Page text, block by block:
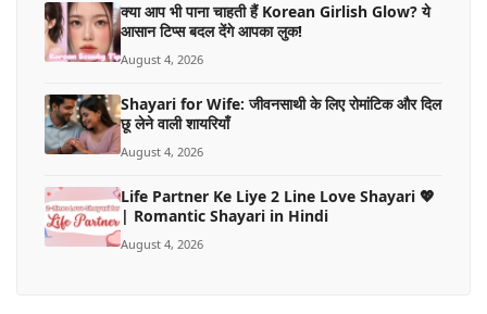
क्या आप भी पाना चाहती हैं Korean Girlish Glow? ये
आसान टिप्स बदल देंगे आपका लुक!
August 4, 2026
Shayari for Wife: जीवनसाथी के लिए रोमांटिक और दिल
छू लेने वाली शायरियाँ
August 4, 2026
Life Partner Ke Liye 2 Line Love Shayari 💖
| Romantic Shayari in Hindi
August 4, 2026